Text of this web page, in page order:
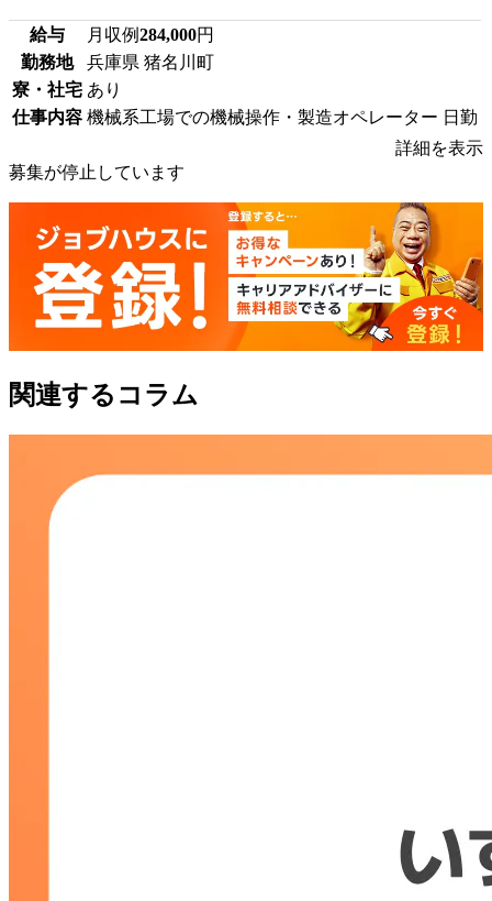
給与 月収例284,000円
勤務地
兵庫県 猪名川町
寮・社宅 あり
仕事内容 機械系工場での機械操作・製造オペレーター 日勤
詳細を表示
募集が停止しています
関連するコラム